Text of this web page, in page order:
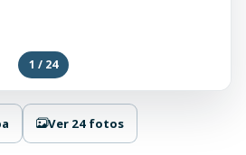
1 / 24
Ver 24 fotos